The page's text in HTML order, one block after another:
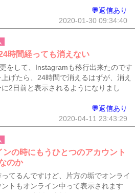
💬返信あり
2020-01-30 09:34:40
時間経っても消えない
をして、Instagramも移行出来たのです
げたら、24時間で消えるはずが、消え
2日前と表示されるようになりまし
💬返信あり
2020-04-11 23:43:29
ンの時にもうひとつのアカウント
のか
てるんですけど、片方の垢でオンライ
トもオンライン中って表示されます